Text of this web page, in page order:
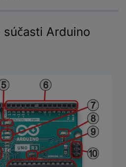
súčasti Arduino